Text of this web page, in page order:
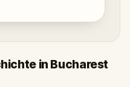
in Bucharest